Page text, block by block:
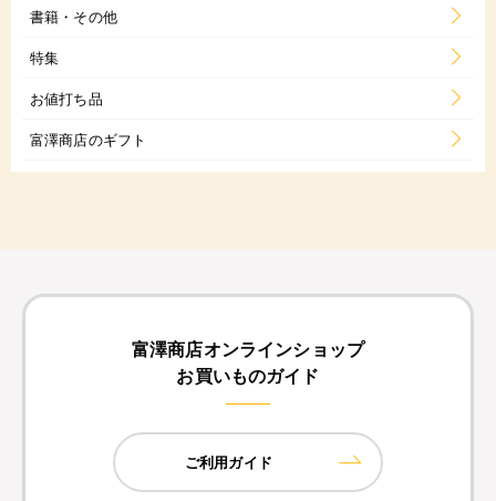
書籍・その他
特集
お値打ち品
富澤商店のギフト
富澤商店オンラインショップ
お買いものガイド
ご利用ガイド